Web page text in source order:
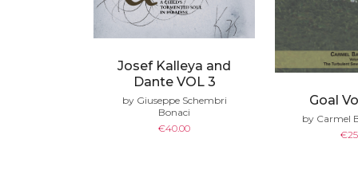
Josef Kalleya and
Dante VOL 3
by Giuseppe Schembri
Bonaci
€40.00
Goal
by Carmel
€